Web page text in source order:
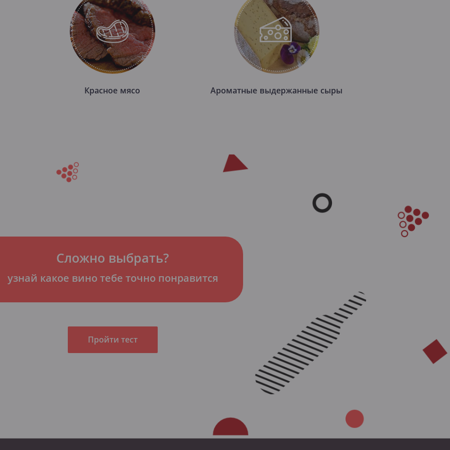
Красное мясо Ароматные выдержанные сыры
Сложно выбрать?
узнай какое вино тебе точно понравится
Пройти тест